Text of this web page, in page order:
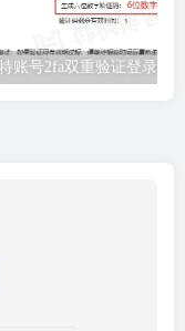
账号2fa双重验证登录教